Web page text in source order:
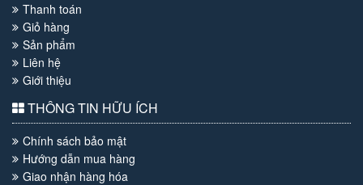
Thanh toán
Giỏ hàng
Sản phẩm
Liên hệ
Giới thiệu
THÔNG TIN HỮU ÍCH
Chính sách bảo mật
Hướng dẫn mua hàng
Giao nhận hàng hóa